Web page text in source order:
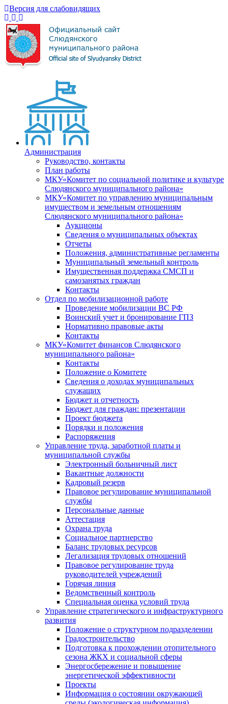
Версия для слабовидящих
Администрация
Руководство, контакты
План работы
МКУ«Комитет по социальной политике и культуре
Слюдянского муниципального района»
МКУ«Комитет по управлению муниципальным
имуществом и земельным отношениям
Слюдянского муниципального района»
Аукционы
Сведения о муниципальных объектах
Отчеты
Положения, административные регламенты
Муниципальный земельный контроль
Имущественная поддержка СМСП и
самозанятых граждан
Контакты
Отдел по мобилизационной работе
Проведение мобилизации ВС РФ
Воинский учет и бронирование ГПЗ
Нормативно правовые акты
Контакты
МКУ«Комитет финансов Слюдянского
муниципального района»
Контакты
Положение о Комитете
Сведения о доходах муниципальных
служащих
Бюджет и отчетность
Бюджет для граждан: презентации
Проект бюджета
Порядки и положения
Распоряжения
Управление труда, заработной платы и
муниципальной службы
Электронный больничный лист
Вакантные должности
Кадровый резерв
Правовое регулирование муниципальной
службы
Персональные данные
Аттестация
Охрана труда
Социальное партнерство
Баланс трудовых ресурсов
Легализация трудовых отношений
Правовое регулирование труда
руководителей учреждений
Горячая линия
Ведомственный контроль
Специальная оценка условий труда
Управление стратегического и инфраструктурного
развития
Положение о структурном подразделении
Градостроительство
Подготовка к прохождении отопительного
сезона ЖКХ и социальной сферы
Энергосбережение и повышение
энергетической эффективности
Проекты
Информация о состоянии окружающей